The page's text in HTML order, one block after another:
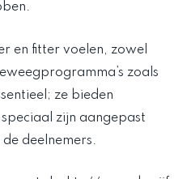
en fitter voelen, zowel
zoals
ze bieden
speciaal zijn aangepast
deelnemers.